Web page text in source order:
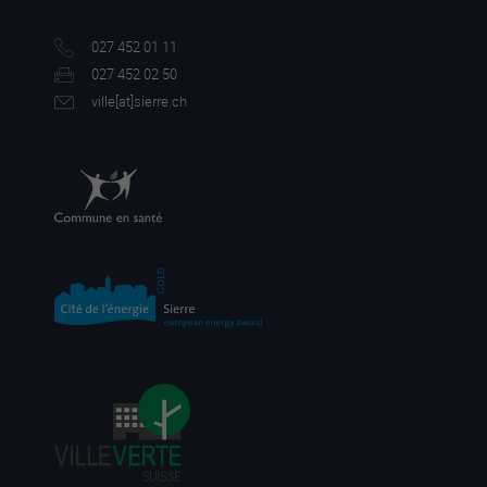
027 452 01 11
027 452 02 50
ville[at]sierre.ch